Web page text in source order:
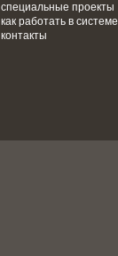
специальные проекты
как работать в системе
контакты